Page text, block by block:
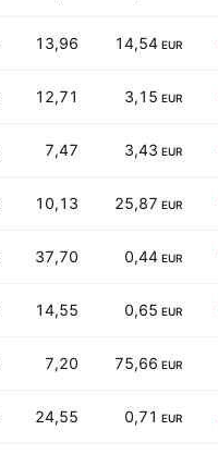
13,96 14,54 EUR
12,71 3,15 EUR
7,47 3,43 EUR
10,13 25,87 EUR
37,70 0,44 EUR
14,55 0,65 EUR
7,20 75,66 EUR
24,55 0,71 EUR